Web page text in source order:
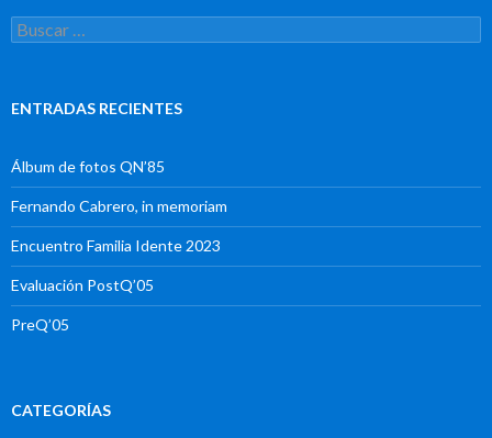
Buscar:
ENTRADAS RECIENTES
Álbum de fotos QN’85
Fernando Cabrero, in memoriam
Encuentro Familia Idente 2023
Evaluación PostQ’05
PreQ’05
CATEGORÍAS